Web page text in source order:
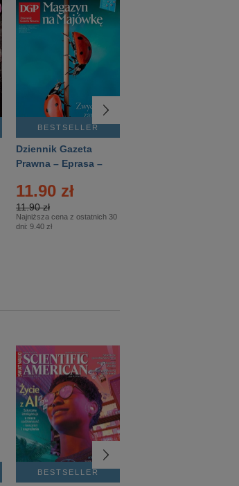
BESTSELLER
Dziennik Gazeta
Prawna – Eprasa –
11.90 zł
11.90 zł
Najniższa cena z ostatnich 30
dni: 9.40 zł
BESTSELLER